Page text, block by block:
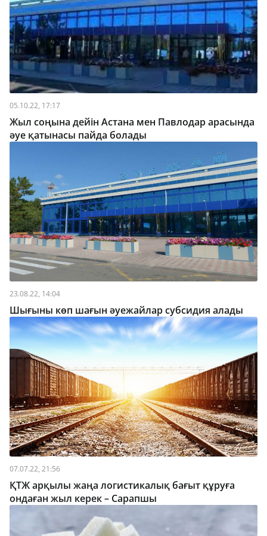
05.10.22, 17:17
Жыл соңына дейін Астана мен Павлодар арасында
әуе қатынасы пайда болады
23.08.22, 14:04
Шығыны көп шағын әуежайлар субсидия алады
07.07.22, 21:56
ҚТЖ арқылы жаңа логистикалық бағыт құруға
ондаған жыл керек – Сарапшы